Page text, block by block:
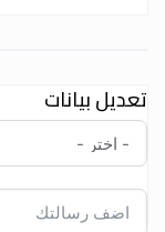
تعديل بيانات